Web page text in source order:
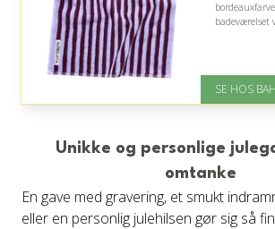
badeværelset
På lager
Levering:
på 4.3 ud af 5
SE HOS
Unikke og personlige
omtanke
En gave med gravering, et smukt
eller en personlig julehilsen gør sig så